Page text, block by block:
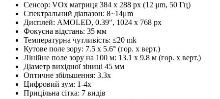
Сенсор: VOx матриця 384 x 288 px (12 µm, 50 Гц)
Спектральний діапазон: 8~14μm
Дисплей: AMOLED, 0.39", 1024 x 768 px
Фокусна відстань: 35 мм
Температурна чутливість: ≤20 mk
Кутове поле зору: 7.5 x 5.6° (гор. x верт.)
Лінійне поле зору на 100 м: 13.1 x 9.8 м (гор. x верт.)
Діаметр вихідної зіниці 45 мм
Оптичне збільшення: 3.3x
Цифровий зум: 1-4x
Прицільна сітка: 7 видів